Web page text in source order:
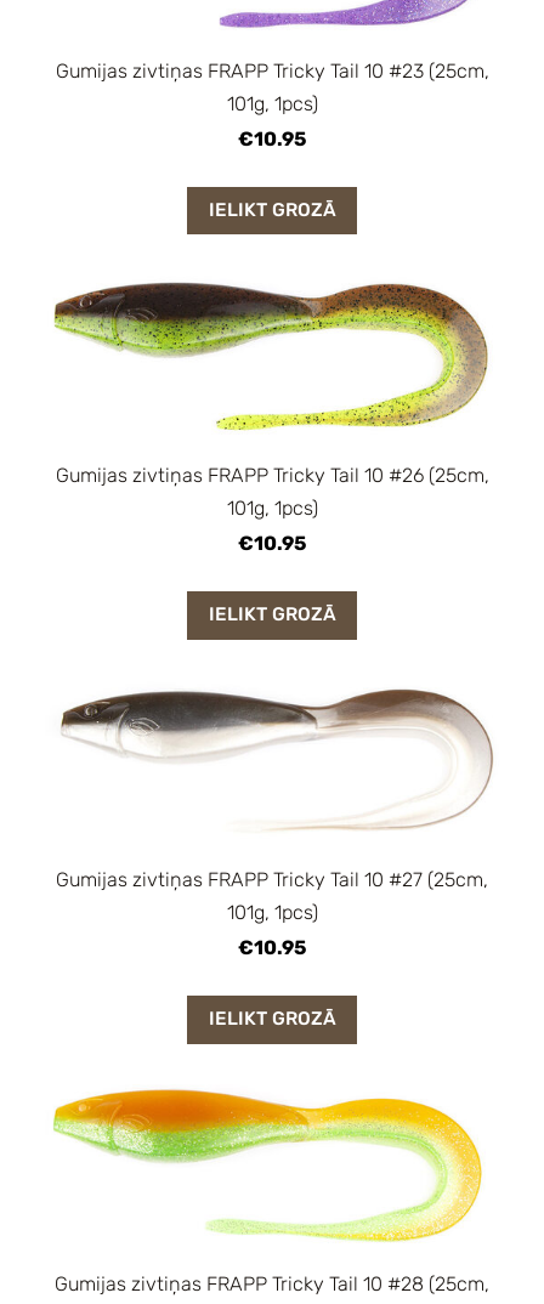
Gumijas zivtiņas FRAPP Tricky Tail 10 #23 (25cm,
101g, 1pcs)
€10.95
IELIKT GROZĀ
Gumijas zivtiņas FRAPP Tricky Tail 10 #26 (25cm,
101g, 1pcs)
€10.95
IELIKT GROZĀ
Gumijas zivtiņas FRAPP Tricky Tail 10 #27 (25cm,
101g, 1pcs)
€10.95
IELIKT GROZĀ
Gumijas zivtiņas FRAPP Tricky Tail 10 #28 (25cm,